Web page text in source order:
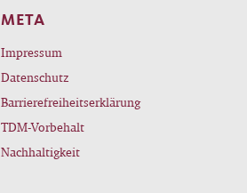
META
Impressum
Datenschutz
Barrierefreiheitserklärung
TDM-Vorbehalt
Nachhaltigkeit